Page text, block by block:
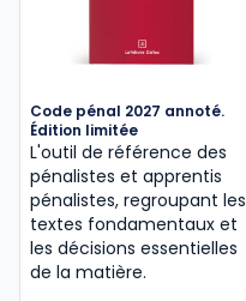
Code pénal 2027 annoté.
Édition limitée
L'outil de référence des
pénalistes et apprentis
pénalistes, regroupant les
textes fondamentaux et
les décisions essentielles
de la matière.